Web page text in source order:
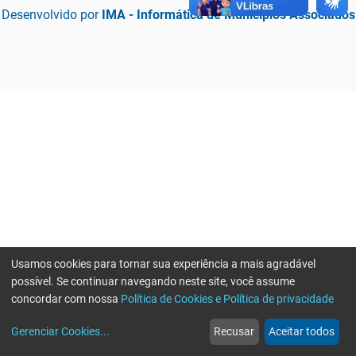
Desenvolvido por IMA - Informática de Municípios Associados
web
Notícias
more_horiz
Mais
Usamos cookies para tornar sua experiência a mais agradável
possível. Se continuar navegando neste site, você assume
concordar com nossa Política de Cookies e Política de privacidade
Gerenciar Cookies... Recusar Aceitar todos
Erro ao enviar informações, por favor tente novamente